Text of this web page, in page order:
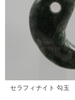
セラフィナイト 勾玉